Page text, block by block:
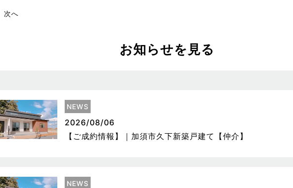
次へ
お知らせを見る
NEWS
2026/08/06
【ご成約情報】｜加須市久下新築戸建て【仲介】
NEWS